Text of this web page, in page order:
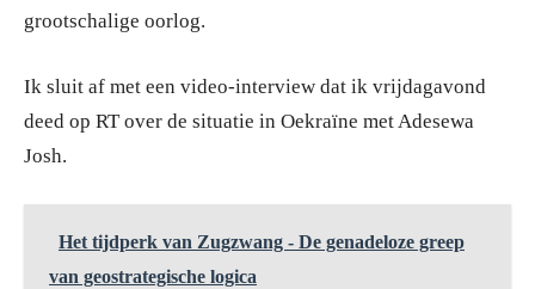
grootschalige oorlog.
Ik sluit af met een video-interview dat ik vrijdagavond
deed op RT over de situatie in Oekraïne met Adesewa
Josh.
Het tijdperk van Zugzwang - De genadeloze greep
van geostrategische logica